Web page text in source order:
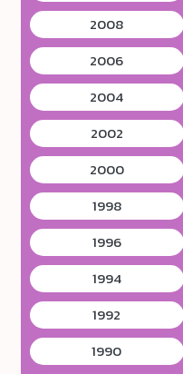
2008
2006
2004
2002
2000
1998
1996
1994
1992
1990